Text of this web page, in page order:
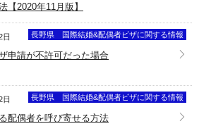
【2020年11月版】
日 長野県 国際結婚&配偶者ビザに関する情報
申請が不許可だった場合
日 長野県 国際結婚&配偶者ビザに関する情報
配偶者を呼び寄せる方法